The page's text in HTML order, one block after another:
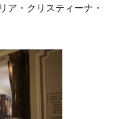
ア・クリスティーナ・